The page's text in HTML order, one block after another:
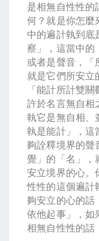
是相無自性性的
何？就是你怎麼
中的遍計執到底
察」，這當中的
或者是聲音，「
就是它們所安立
「能計所計雙
許於名言無自相
執它是無自相、
執是能計」，這
夠詮釋境界的聲
覺」的「名」，
安立境界的心。
性性的這個遍計
夠安立的心的話
依他起事」，如
相無自性性的話